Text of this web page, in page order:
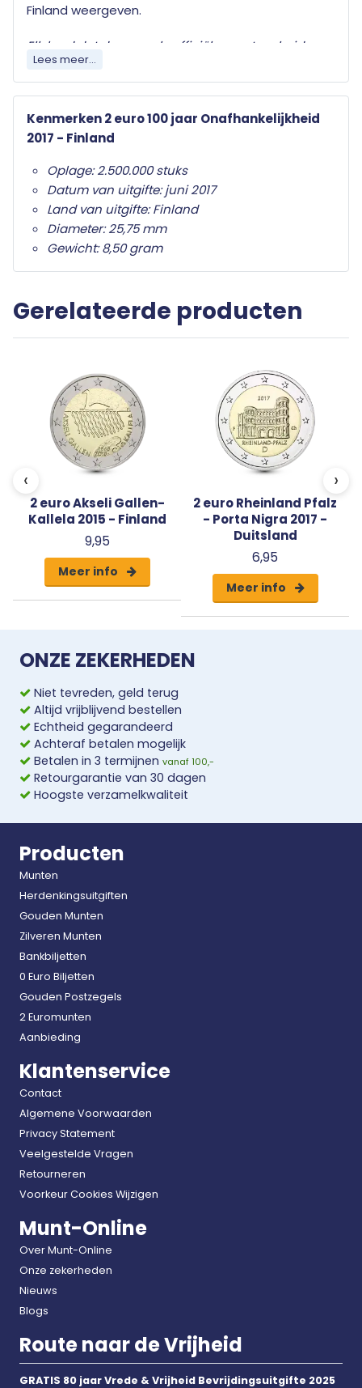
Finland weergeven.
Elk land dat de euro als officiële munteenheid
heeft mag jaarlijks twee herdenkingsmunten
uitgeven. Wat deze herdenkingsmunten
het herdenkingsonderwerp op de nationale zijde.
Alleen de twee euro munt mag als
herdenkingsmunt gebruikt worden. Ze zijn in het
hele eurogebied wettig betaalmiddel; ze kunnen
als gewone euromunten worden gebruikt en
moeten worden geaccepteerd.
Uw 2 euro munt wordt geleverd in beschermende
capsule met een algemeen certificaat van
Lees meer...
Kenmerken 2 euro 100 jaar Onafhankelijkheid
2017 - Finland
Oplage: 2.500.000 stuks
Datum van uitgifte: juni 2017
Land van uitgifte: Finland
Diameter: 25,75 mm
Gewicht: 8,50 gram
Gerelateerde producten
‹
2 euro Akseli Gallen-
Kallela 2015 - Finland
9,95
Meer info
2 euro Rheinland Pfalz
- Porta Nigra 2017 -
Duitsland
6,95
Meer info
›
ONZE ZEKERHEDEN
Niet tevreden, geld terug
Altijd vrijblijvend bestellen
Echtheid gegarandeerd
Achteraf betalen mogelijk
Betalen in 3 termijnen vanaf 100,-
Retourgarantie van 30 dagen
Hoogste verzamelkwaliteit
Producten
Munten
Herdenkingsuitgiften
Gouden Munten
Zilveren Munten
Bankbiljetten
0 Euro Biljetten
Gouden Postzegels
2 Euromunten
Aanbieding
Klantenservice
Contact
Algemene Voorwaarden
Privacy Statement
Veelgestelde Vragen
Retourneren
Voorkeur Cookies Wijzigen
Munt-Online
Over Munt-Online
Onze zekerheden
Nieuws
Blogs
Route naar de Vrijheid
GRATIS 80 jaar Vrede & Vrijheid Bevrijdingsuitgifte 2025